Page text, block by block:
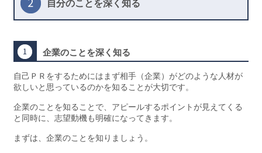
自分のことを深く知る
企業のことを深く知る
自己ＰＲをするためにはまず相手（企業）がどのような人材が
欲しいと思っているのかを知ることが大切です。
企業のことを知ることで、アピールするポイントが見えてくる
と同時に、志望動機も明確になってきます。
まずは、企業のことを知りましょう。